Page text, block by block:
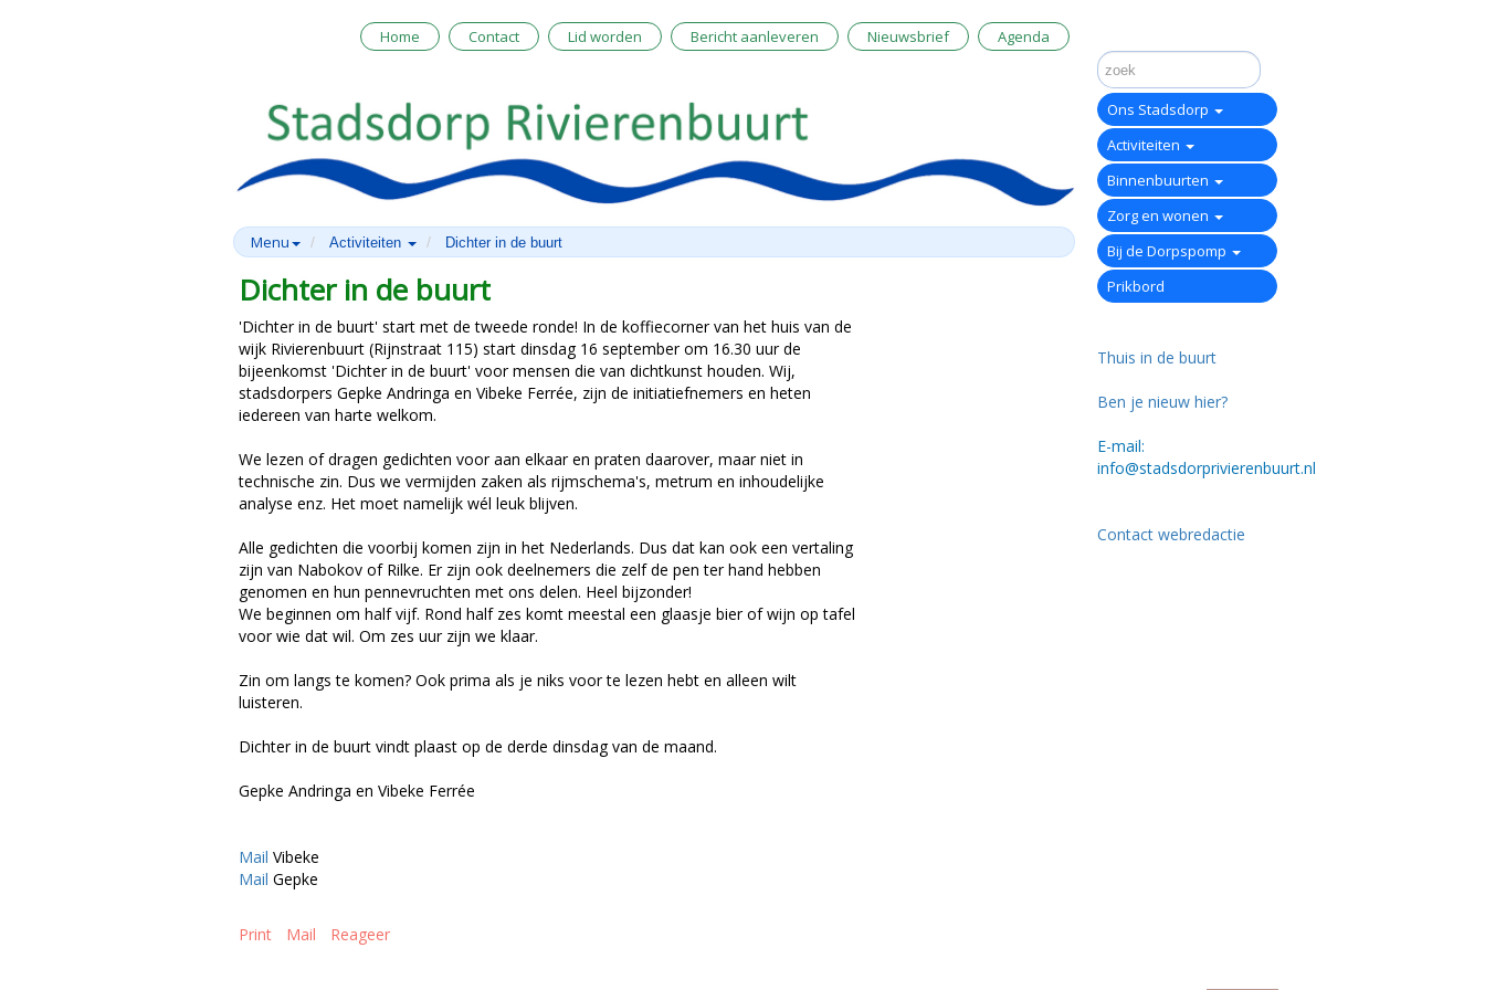
Home Contact Lid worden Bericht aanleveren Nieuwsbrief Agenda
Menu Activiteiten Dichter in de buurt
Dichter in de buurt
'Dichter in de buurt' start met de tweede ronde! In de koffiecorner van het huis van de
wijk Rivierenbuurt (Rijnstraat 115) start dinsdag 16 september om 16.30 uur de
bijeenkomst 'Dichter in de buurt' voor mensen die van dichtkunst houden. Wij,
stadsdorpers Gepke Andringa en Vibeke Ferrée, zijn de initiatiefnemers en heten
iedereen van harte welkom.
We lezen of dragen gedichten voor aan elkaar en praten daarover, maar niet in
technische zin. Dus we vermijden zaken als rijmschema's, metrum en inhoudelijke
analyse enz. Het moet namelijk wél leuk blijven.
Alle gedichten die voorbij komen zijn in het Nederlands. Dus dat kan ook een vertaling
zijn van Nabokov of Rilke. Er zijn ook deelnemers die zelf de pen ter hand hebben
genomen en hun pennevruchten met ons delen. Heel bijzonder!
We beginnen om half vijf. Rond half zes komt meestal een glaasje bier of wijn op tafel
voor wie dat wil. Om zes uur zijn we klaar.
Zin om langs te komen? Ook prima als je niks voor te lezen hebt en alleen wilt
luisteren.
Dichter in de buurt vindt plaast op de derde dinsdag van de maand.
Gepke Andringa en Vibeke Ferrée
Mail Vibeke
Mail Gepke
Print Mail Reageer
Ons Stadsdorp
Activiteiten
Binnenbuurten
Zorg en wonen
Bij de Dorpspomp
Prikbord
Thuis in de buurt
Ben je nieuw hier?
E-mail:
info@stadsdorprivierenbuurt.nl
Contact webredactie